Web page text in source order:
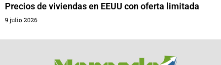
Precios de viviendas en EEUU con oferta limitada
9 julio 2026